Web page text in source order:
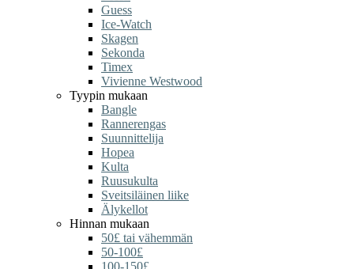
Guess
Ice-Watch
Skagen
Sekonda
Timex
Vivienne Westwood
Tyypin mukaan
Bangle
Rannerengas
Suunnittelija
Hopea
Kulta
Ruusukulta
Sveitsiläinen liike
Älykellot
Hinnan mukaan
50£ tai vähemmän
50-100£
100-150£